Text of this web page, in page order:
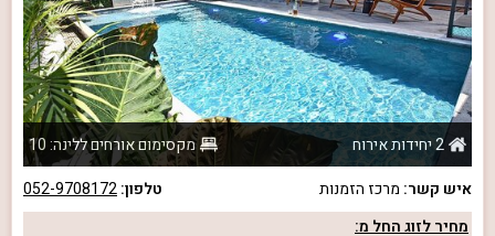
2 יחידות אירוח
מקסימום אורחים ללינה: 10
איש קשר: מרכז הזמנות טלפון:052-9708172
מחיר לזוג החל מ: